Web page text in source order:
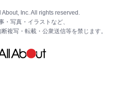
Inc. All rights reserved.
・写真・イラストなど、
複写・転載・公衆送信等を禁じます。